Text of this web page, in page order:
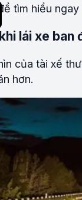
tìm hiểu ngay
lái xe ban
của tài xế
hơn.